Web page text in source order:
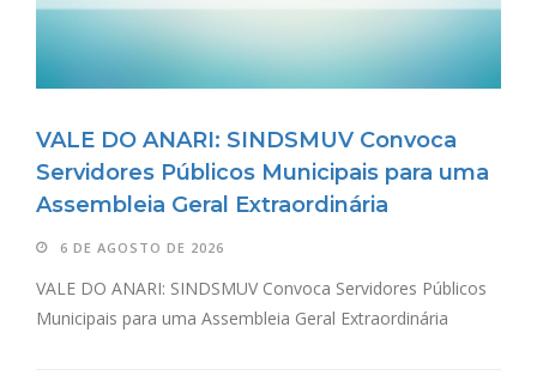
VALE DO ANARI: SINDSMUV Convoca
Servidores Públicos Municipais para uma
Assembleia Geral Extraordinária
6 DE AGOSTO DE 2026
VALE DO ANARI: SINDSMUV Convoca Servidores Públicos
Municipais para uma Assembleia Geral Extraordinária